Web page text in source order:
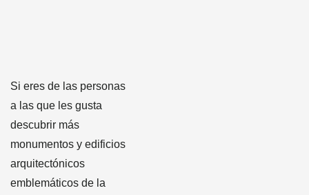
Si eres de las personas
a las que les gusta
descubrir más
monumentos y edificios
arquitectónicos
emblemáticos de la